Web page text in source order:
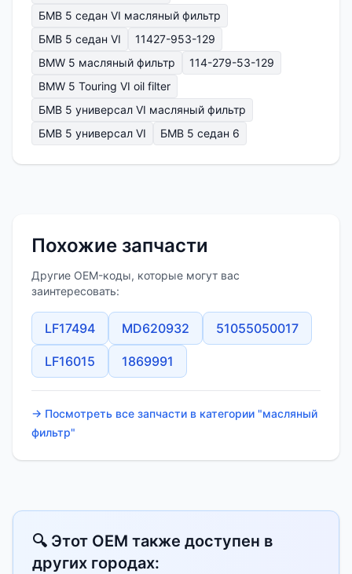
БМВ 5 седан VI масляный фильтр
БМВ 5 седан VI
11427-953-129
BMW 5 масляный фильтр
114-279-53-129
BMW 5 Touring VI oil filter
БМВ 5 универсал VI масляный фильтр
БМВ 5 универсал VI
БМВ 5 седан 6
Похожие запчасти
Другие OEM-коды, которые могут вас
заинтересовать:
LF17494 MD620932 51055050017
LF16015 1869991
→ Посмотреть все запчасти в категории "масляный
фильтр"
🔍 Этот OEM также доступен в
других городах: